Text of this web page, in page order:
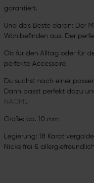
garantiert.
Und das Beste daran: Der
Wohlbefinden aus. Der
Ob für den Alltag oder für
perfekte Accessoire.
Du suchst nach einer
Dann passt perfekt dazu
NAOMI .
Größe: ca. 10 mm
Legierung: 18 Karat
Nickelfrei & allergiefreundlich